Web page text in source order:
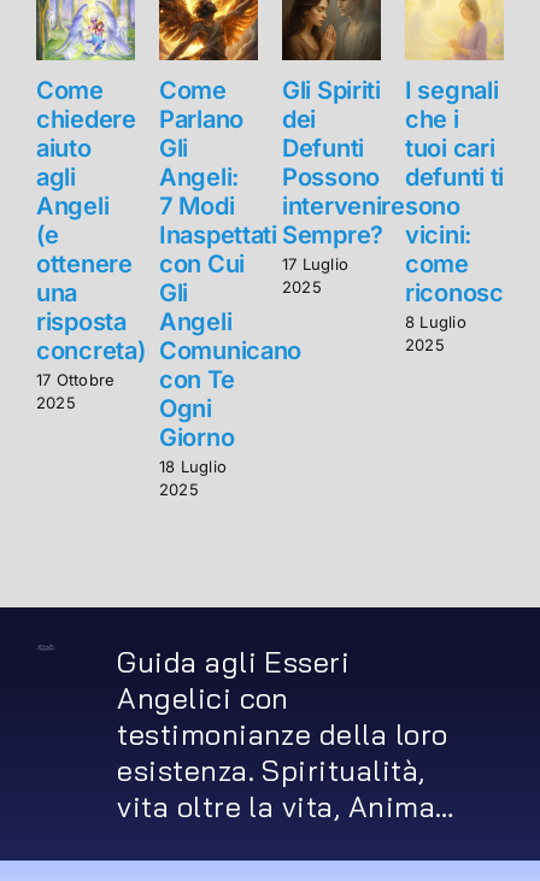
Come
chiedere
aiuto
agli
Angeli
(e
ottenere
una
risposta
concreta)
17 Ottobre
2025
Come
Parlano
Gli
Angeli:
7 Modi
Inaspettati
con Cui
Gli
Angeli
Comunicano
con Te
Ogni
Giorno
18 Luglio
2025
Gli Spiriti
dei
Defunti
Possono
intervenire
Sempre?
17 Luglio
2025
I segnali
che i
tuoi cari
defunti ti
sono
vicini:
come
riconoscerli
8 Luglio
2025
Guida agli Esseri
Angelici con
testimonianze della loro
esistenza. Spiritualità,
vita oltre la vita, Anima…